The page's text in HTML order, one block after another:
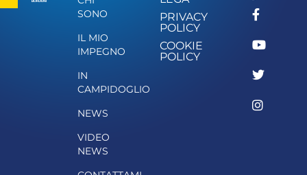
SONO
IL MIO
IMPEGNO
IN
CAMPIDOGLIO
NEWS
VIDEO
NEWS
PRIVACY
POLICY
COOKIE
POLICY